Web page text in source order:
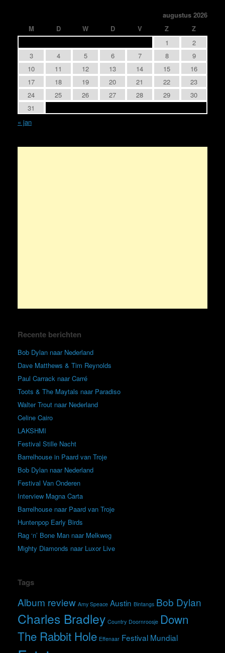
augustus 2026
M
D W D V Z
Z
1
2
3
4 5 6 7 8
9
10
11 12 13 14 15
16
17
18 19 20 21 22
23
24
25 26 27 28 29
30
31
« jan
Recente berichten
Bob Dylan naar Nederland
Dave Matthews & Tim Reynolds
Paul Carrack naar Carré
Toots & The Maytals naar Paradiso
Walter Trout naar Nederland
Celine Cairo
LAKSHMI
Festival Stille Nacht
Barrelhouse in Paard van Troje
Bob Dylan naar Nederland
Festival Van Onderen
Interview Magna Carta
Barrelhouse naar Paard van Troje
Huntenpop Early Birds
Rag ‘n’ Bone Man naar Melkweg
Mighty Diamonds naar Luxor Live
Tags
Album review Amy Speace Austin Bintangs Bob Dylan
Charles Bradley Country Doornroosje Down
The Rabbit Hole Effenaar Festival Mundial